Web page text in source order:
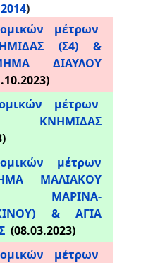
)
μέτρων
(Σ4) &
ΔΙΑΥΛΟΥ
μέτρων
ΚΝΗΜΙΔΑΣ
μέτρων
ΜΑΛΙΑΚΟΥ
ΜΑΡΙΝΑ-
& ΑΓΙΑ
(08.03.2023)
μέτρων